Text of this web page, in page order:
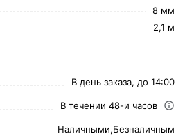
8 мм
2,1 м
В день заказа, до 14:00
В течении 48-и часов
Наличными,Безналичным